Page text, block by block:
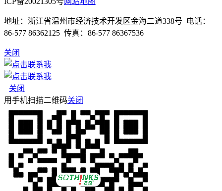
地址：浙江省温州市经济技术开发区金海二道338号 电话：
86-577 86362125 传真：86-577 86367536
关闭
关闭
用手机扫描二维码关闭